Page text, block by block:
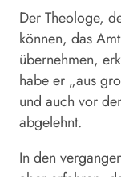
Der Theologe,
können, das
übernehmen,
habe er „aus
und auch vor
abgelehnt.
In den